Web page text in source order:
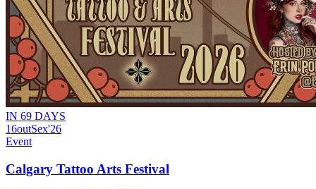
IN 69 DAYS
16outSex'26
Event
Calgary Tattoo Arts Festival